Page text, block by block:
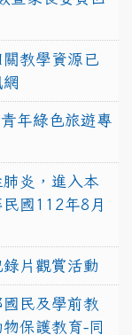
教學資源已
年綠色旅遊專
炎，進入本
國112年8月
片觀賞活動
民及學前教
保護教育-同